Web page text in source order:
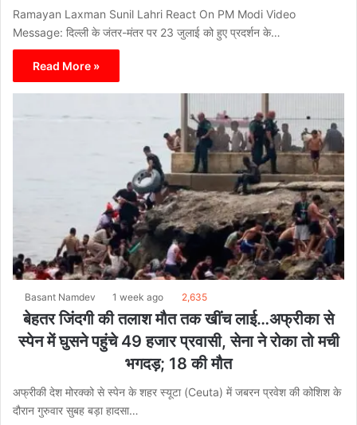
Ramayan Laxman Sunil Lahri React On PM Modi Video
Message: दिल्ली के जंतर-मंतर पर 23 जुलाई को हुए प्रदर्शन के…
Read More »
Basant Namdev 1 week ago 2,635
बेहतर जिंदगी की तलाश मौत तक खींच लाई…अफ्रीका से
स्पेन में घुसने पहुंचे 49 हजार प्रवासी, सेना ने रोका तो मची
भगदड़; 18 की मौत
अफ्रीकी देश मोरक्को से स्पेन के शहर स्यूटा (Ceuta) में जबरन प्रवेश की कोशिश के
दौरान गुरुवार सुबह बड़ा हादसा…